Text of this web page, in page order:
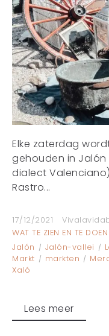
Elke zaterdag
gehouden in Jalón
dialect
Rastro...
17/12/2021
WAT TE ZIEN EN TE DOEN
Jalón
Jalón-vallei
Markt
markten
Xaló
Lees meer